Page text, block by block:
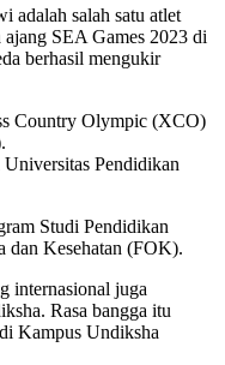
adalah salah satu atlet
SEA Games 2023 di
berhasil mengukir
Country Olympic (XCO)
Universitas Pendidikan
Studi Pendidikan
dan Kesehatan (FOK).
internasional juga
Rasa bangga itu
Kampus Undiksha